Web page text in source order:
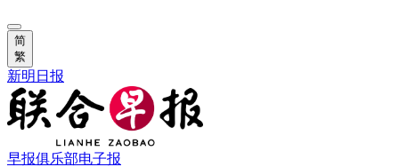
简
繁
新明日报
早报俱乐部电子报